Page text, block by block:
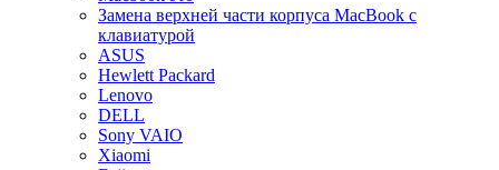
Замена верхней части корпуса MacBook с
клавиатурой
ASUS
Hewlett Packard
Lenovo
DELL
Sony VAIO
Xiaomi